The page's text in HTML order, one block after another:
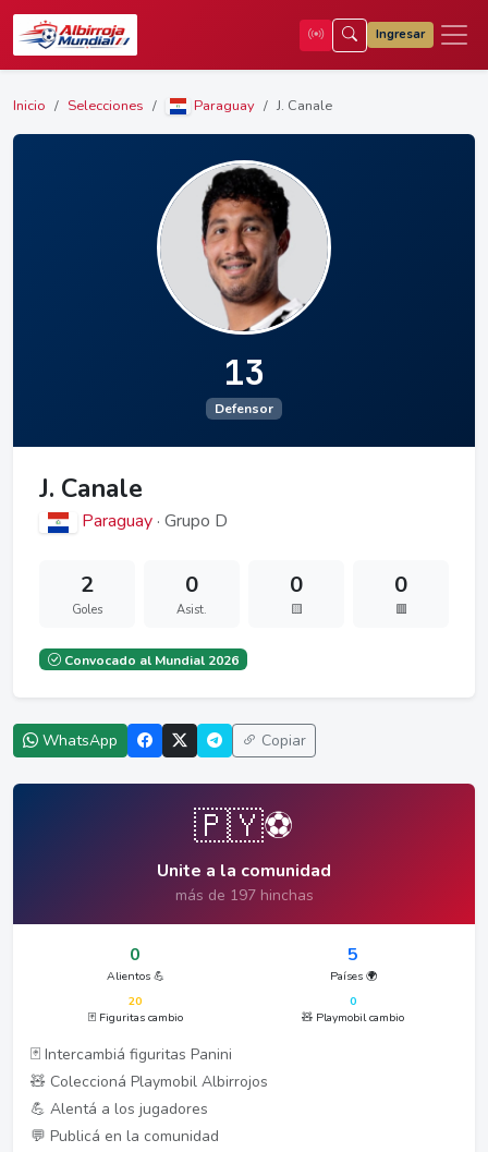
Ingresar
Inicio Selecciones Paraguay J. Canale
13
Defensor
J. Canale
Paraguay · Grupo D
2
Goles
0
Asist.
0
🟨
0
🟥
Convocado al Mundial 2026
WhatsApp Copiar
🇵🇾⚽
Unite a la comunidad
más de 197 hinchas
0
Alientos 💪
5
Países 🌍
20
🃏 Figuritas cambio
0
🧸 Playmobil cambio
🃏 Intercambiá figuritas Panini
🧸 Coleccioná Playmobil Albirrojos
💪 Alentá a los jugadores
💬 Publicá en la comunidad